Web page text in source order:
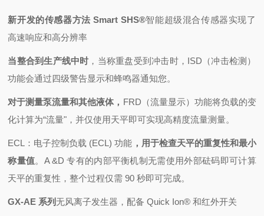
新开发的传感器方法 Smart SHS®智能超级混合传感器实现了
高速响应和高分辨率
当整合到生产线中时 ，当称重盘受到冲击时，ISD（冲击检测）
功能会通过四级警告显示和蜂鸣器通知您。
对于测量泵流量和其他液体， FRD（流量显示）功能将负载的变
化计算为“流量"，并仅使用天平即可实现高精度流量测量。
ECL：电子控制负载 (ECL) 功能 ，用于检查天平的重复性和最小
称量值。A &D 专有的内部平衡机制无需使用外部砝码即可计算
天平的重复性，整个过程仅需 90 秒即可完成。
GX-AE 系列无风离子发生器，配备 Quick Ion® 和红外开关